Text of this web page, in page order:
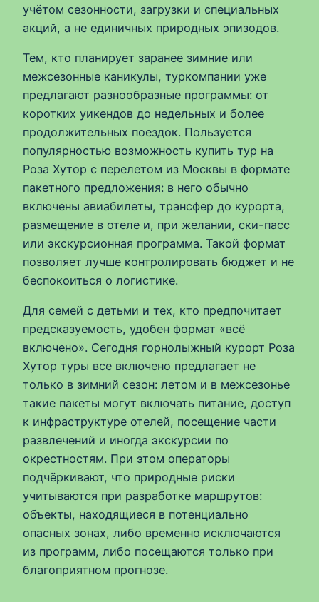
учётом сезонности, загрузки и специальных
акций, а не единичных природных эпизодов.
Тем, кто планирует заранее зимние или
межсезонные каникулы, туркомпании уже
предлагают разнообразные программы: от
коротких уикендов до недельных и более
продолжительных поездок. Пользуется
популярностью возможность купить тур на
Роза Хутор с перелетом из Москвы в формате
пакетного предложения: в него обычно
включены авиабилеты, трансфер до курорта,
размещение в отеле и, при желании, ски-пасс
или экскурсионная программа. Такой формат
позволяет лучше контролировать бюджет и не
беспокоиться о логистике.
Для семей с детьми и тех, кто предпочитает
предсказуемость, удобен формат «всё
включено». Сегодня горнолыжный курорт Роза
Хутор туры все включено предлагает не
только в зимний сезон: летом и в межсезонье
такие пакеты могут включать питание, доступ
к инфраструктуре отелей, посещение части
развлечений и иногда экскурсии по
окрестностям. При этом операторы
подчёркивают, что природные риски
учитываются при разработке маршрутов:
объекты, находящиеся в потенциально
опасных зонах, либо временно исключаются
из программ, либо посещаются только при
благоприятном прогнозе.